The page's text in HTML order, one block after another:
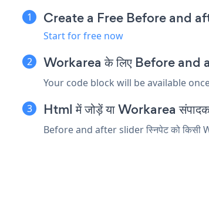
Create a Free Before and
Start for free now
Workarea के लिए Before and
Your code block will be available
Html में जोड़ें या Workarea संपादक
Before and after slider स्निपेट को किसी